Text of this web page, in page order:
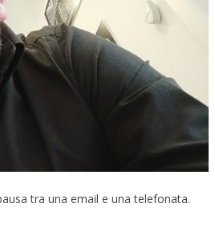
tra una email e una telefonata.